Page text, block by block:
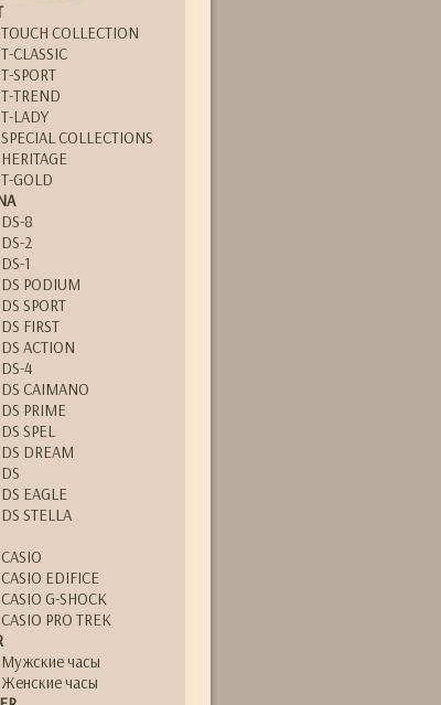
TOUCH COLLECTION
T-CLASSIC
T-SPORT
T-TREND
T-LADY
SPECIAL COLLECTIONS
HERITAGE
T-GOLD
DS-8
DS-2
DS-1
DS PODIUM
DS SPORT
DS FIRST
DS ACTION
DS-4
DS CAIMANO
DS PRIME
DS SPEL
DS DREAM
DS
DS EAGLE
DS STELLA
CASIO
CASIO EDIFICE
CASIO G-SHOCK
CASIO PRO TREK
Мужские часы
Женские часы